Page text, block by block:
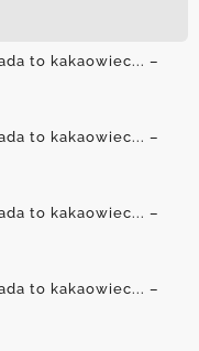
to kakaowiec... –
to kakaowiec... –
to kakaowiec... –
to kakaowiec... –